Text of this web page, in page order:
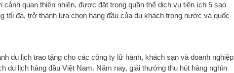
cảnh quan thiên nhiên, được đặt trong quần thể dịch vụ tiện ích 5 sao
tối đa, trở thành lựa chọn hàng đầu của du khách trong nước và quốc
du lịch trao tặng cho các công ty lữ hành, khách sạn và doanh nghiệp
du lịch hàng đầu Việt Nam. Năm nay, giải thưởng thu hút hàng nghìn